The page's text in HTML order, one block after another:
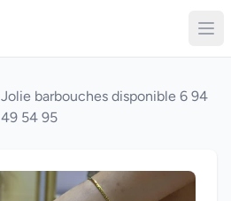
Jolie barbouches disponible 6 94
49 54 95